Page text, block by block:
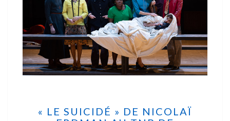
« LE SUICIDÉ » DE NICOLAÏ